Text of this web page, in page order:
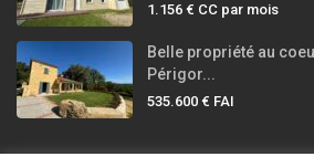
1.156 € CC par mois
Belle propriété au
Périgor...
535.600 € FAI